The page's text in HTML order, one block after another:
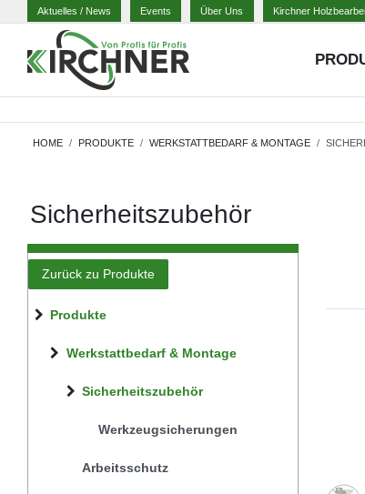
Aktuelles / News Events Über Uns Kirchner
HOME PRODUKTE WERKSTATTBEDARF & MONTAGE
Sicherheitszubehör
Zurück zu Produkte
Produkte
Werkstattbedarf & Montage
Arbeitsschutz
Sicherheitszubehör
Werkzeugsicherungen